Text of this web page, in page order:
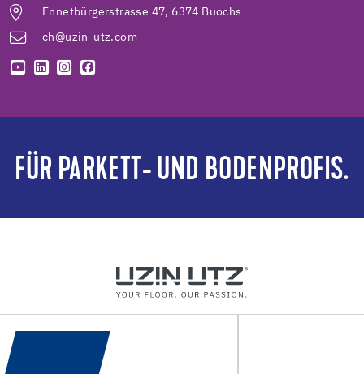
Ennetbürgerstrasse 47, 6374 Buochs
ch@uzin-utz.com
FÜR PARKETT- UND BODENPROFIS.